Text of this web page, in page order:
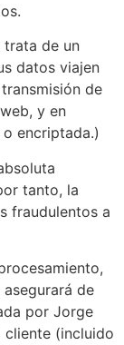
trata de un
datos viajen
de
y en
encriptada.)
tanto, la
fraudulentos a
de
por Jorge
cliente (incluido